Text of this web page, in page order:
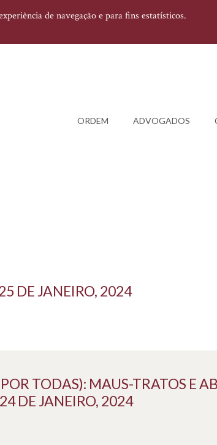
de navegação e para fins estatísticos.
ORDEM ADVOGADOS
DE JANEIRO, 2024
TODAS): MAUS-TRATOS E
DE JANEIRO, 2024